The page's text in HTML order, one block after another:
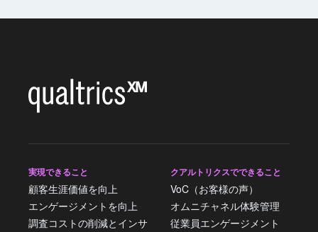
実現できること
顧客生涯価値を向上
エンゲージメントを向上
調査コストの削減とインサ
クアルトリクスでできること
VoC（お客様の声）
オムニチャネル体験管理
従業員エンゲージメント